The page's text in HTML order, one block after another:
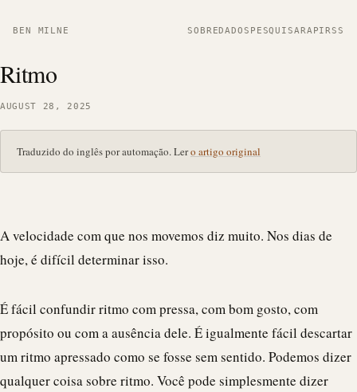
BEN MILNE SOBREDADOS PESQUISARAPIRSS
Ritmo
AUGUST 28, 2025
Traduzido do inglês por automação. Lero artigo original
A velocidade com que nos movemos diz muito. Nos dias de
hoje, é difícil determinar isso.
É fácil confundir ritmo com pressa, com bom gosto, com
propósito ou com a ausência dele. É igualmente fácil descartar
um ritmo apressado como se fosse sem sentido. Podemos dizer
qualquer coisa sobre ritmo. Você pode simplesmente dizer